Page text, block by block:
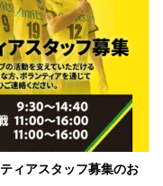
ィアスタッフ募集のお